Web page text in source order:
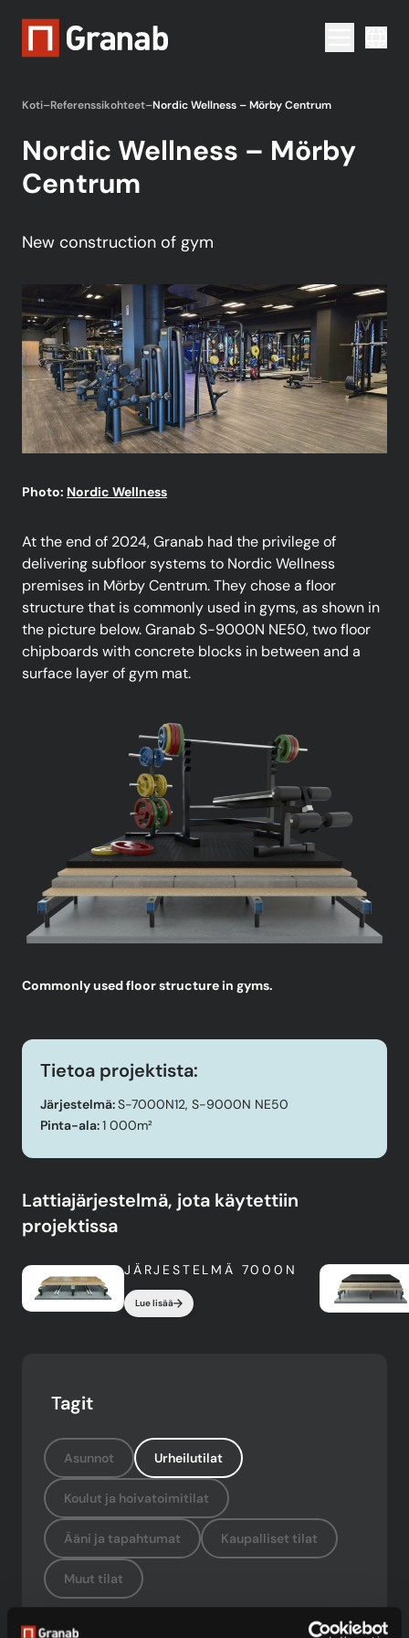
Menu
Koti–Referenssikohteet–Nordic Wellness – Mörby Centrum
Nordic Wellness – Mörby
Centrum
New construction of gym
Photo: Nordic Wellness
At the end of 2024, Granab had the privilege of
delivering subfloor systems to Nordic Wellness
premises in Mörby Centrum. They chose a floor
structure that is commonly used in gyms, as shown in
the picture below. Granab S-9000N NE50, two floor
chipboards with concrete blocks in between and a
surface layer of gym mat.
Commonly used floor structure in gyms.
Tietoa projektista:
Järjestelmä:S-7000N12, S-9000N NE50
Pinta-ala:1 000m²
Lattiajärjestelmä, jota käytettiin
projektissa
JÄRJESTELMÄ 7000N
Lue lisää
Tagit
Asunnot Urheilutilat
Koulut ja hoivatoimitilat
Ääni ja tapahtumat Kaupalliset tilat
Muut tilat